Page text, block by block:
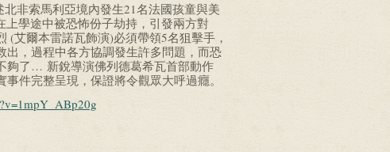
非索馬利亞境內發生21名法國孩童與美
上學途中被恐怖份子劫持，引發兩方對
(艾爾本雷諾瓦飾演)必須帶領5名狙擊手，
出，過程中各方協調發生許多問題，而恐
夠了… 新銳導演佛列德葛希瓦首部動作
件完整呈現，保證將令觀眾大呼過癮。